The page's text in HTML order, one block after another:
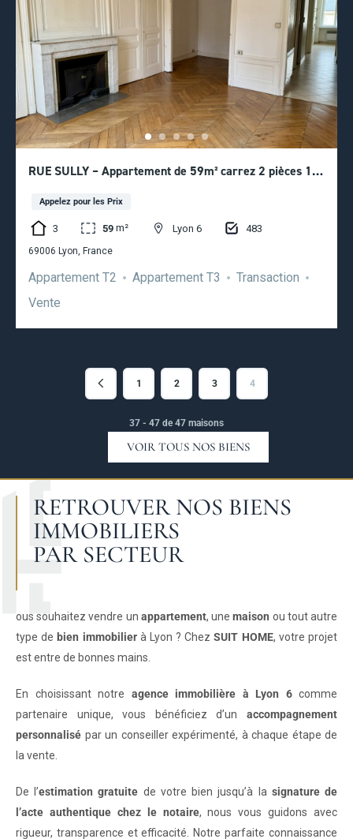
RUE SULLY – Appartement de 59m² carrez 2 pièces 1
Appelez pour les Prix
3 59 m² Lyon 6 483
69006 Lyon, France
Appartement T2 Appartement T3
Transaction
Vente
1 2 3 4
37 - 47 de 47 maisons
VOIR TOUS NOS BIENS
RETROUVER NOS BIENS
IMMOBILIERS
PAR SECTEUR
ous souhaitez vendre un appartement, unemaison ou tout autre
type de bien immobilierà Lyon ? ChezSUIT HOME, votre projet
est entre de bonnes mains.
En choisissant notre agence immobilière à Lyon 6comme
partenaire unique, vous bénéficiez d’un accompagnement
personnalisé par un conseiller expérimenté, à chaque étape de
la vente.
De l’estimation gratuite de votre bien jusqu’à la signature de
l’acte authentique chez le notaire, nous vous guidons avec
rigueur, transparence et efficacité. Notre parfaite connaissance